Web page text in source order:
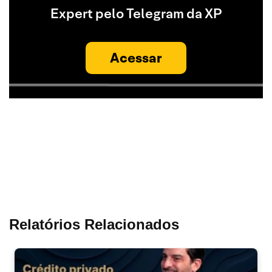
Expert pelo Telegram da XP
Acessar
Relatórios Relacionados